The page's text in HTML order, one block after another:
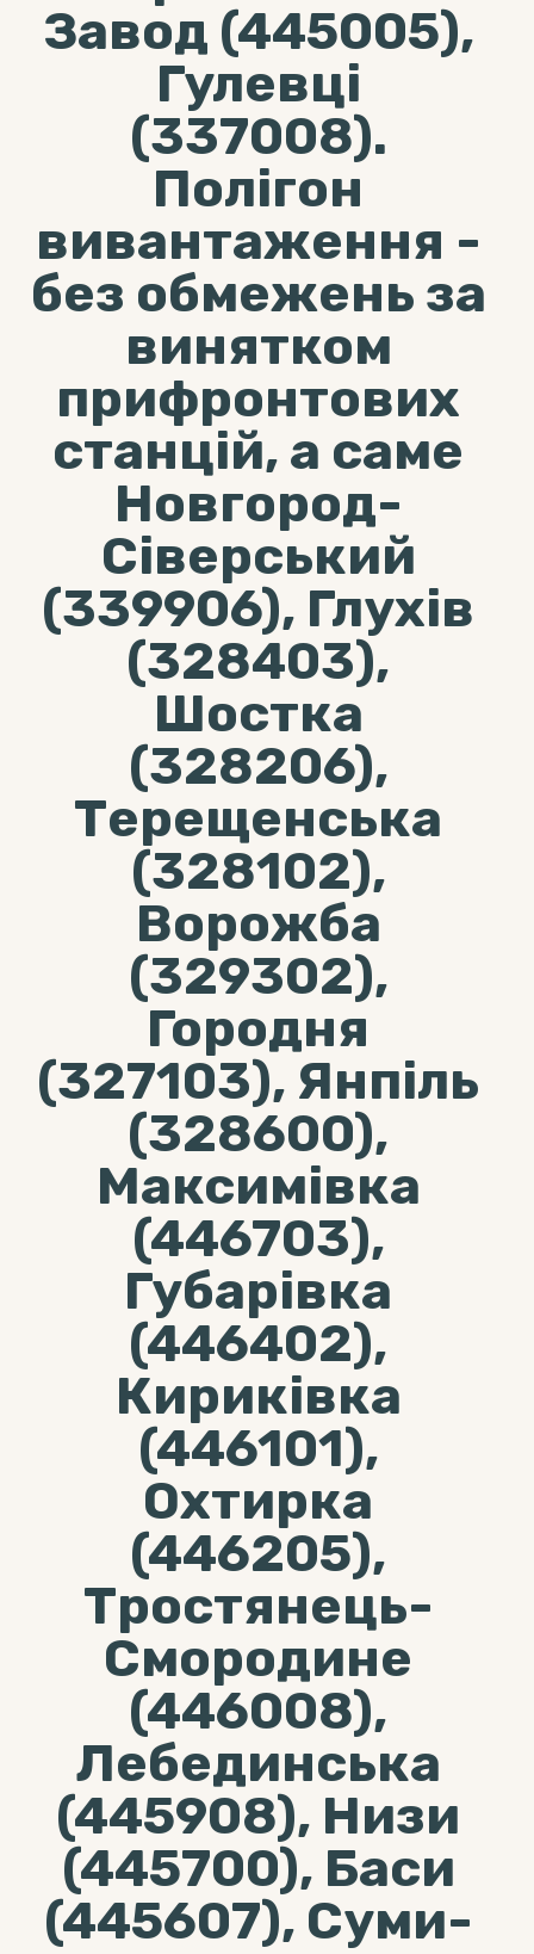
Завод (445005),
Гулевці
(337008).
Полігон
вивантаження -
без обмежень за
винятком
прифронтових
станцій, а саме
Новгород-
Сіверський
(339906), Глухів
(328403),
Шостка
(328206),
Терещенська
(328102),
Ворожба
(329302),
Городня
(327103), Янпіль
(328600),
Максимівка
(446703),
Губарівка
(446402),
Кириківка
(446101),
Охтирка
(446205),
Тростянець-
Смородине
(446008),
Лебединська
(445908), Низи
(445700), Баси
(445607), Суми-